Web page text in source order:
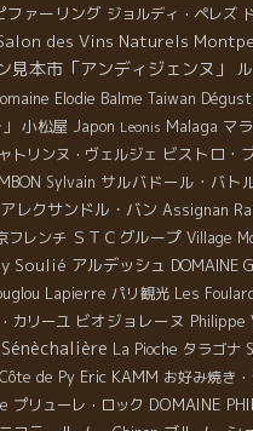
ファーリング ジョルディ・ペレズ
des Vins Naturels
見本市「アンディジェンヌ」
Elodie Balme Taiwan
小松屋 Japon Leonis Malaga マ
トリンヌ・ヴェルジェ ビストロ・
Sylvain サルバドール・バト
アレクサンドル・バン Assignan
フレンチ ＳＴＣグループ Village
Soulié アルデッシュ DOMAINE
Lapierre パリ観光 Les
カリーユ ビオジョレーヌ Philippe
La Pioche タラゴナ
Côte de Py Eric KAMM お好み焼き・
プリューレ・ロック DOMAINE